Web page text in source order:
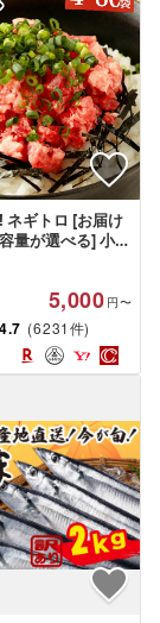
ネギトロ [お届け
量が選べる] 小分
ろ 天然 まぐろ
便利 流水解凍 キ
バチマグロ ラン
15袋 定期便 お
5,000 円〜
4.7 (6231件)